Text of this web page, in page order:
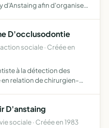
d'Anstaing afin d'organiser
D'occlusodontie
sociale · Créée en
à la détection des
relation de chirurgien-
D'anstaing
sociale · Créée en 1983